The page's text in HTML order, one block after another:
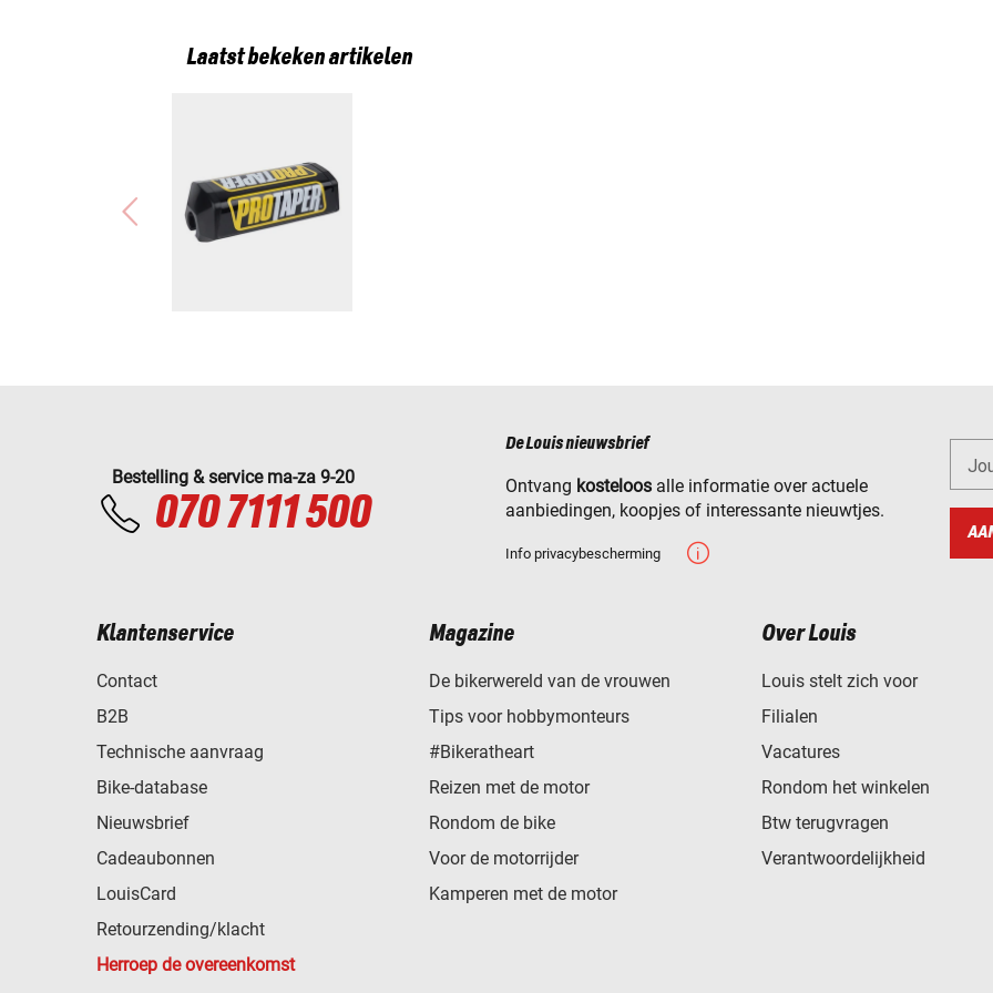
Laatst bekeken artikelen
Bestelling & service ma-za 9-20
070 7111 500
De Louis nieuwsbrief
Ontvang kosteloos alle informatie over actuele
aanbiedingen, koopjes of interessante nieuwtjes.
Info privacybescherming
Klantenservice
Contact
B2B
Technische aanvraag
Bike-database
Nieuwsbrief
Cadeaubonnen
LouisCard
Retourzending/klacht
Herroep de overeenkomst
Magazine
De bikerwereld van de vrouwen
Tips voor hobbymonteurs
#Bikeratheart
Reizen met de motor
Rondom de bike
Voor de motorrijder
Kamperen met de motor
Over Louis
Louis stelt zich voor
Filialen
Vacatures
Rondom het winkelen
Btw terugvragen
Verantwoordelijkheid